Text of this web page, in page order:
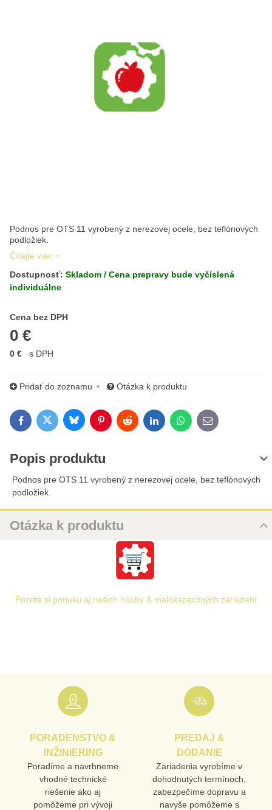
Podnos pre OTS 11 vyrobený z nerezovej ocele, bez teflónových
podložiek.
Čítajte viac
Dostupnosť: Skladom / Cena prepravy bude vyčíslená
individuálne
Cena bez DPH
0 €
Cena s DPH
0 € s DPH
Pridať do zoznamu Otázka k produktu
FacebookTwitterBlueskyPinterestRedditLinkedInWhatsApp
E-mail
Popis produktu
Podnos pre OTS 11 vyrobený z nerezovej ocele, bez teflónových
podložiek.
Otázka k produktu
Nová otázka k produktu
TELEFÓN
VAŠA OTÁZKA K PRODUKTU
Pozrite si ponuku aj našich hobby & malokapacitných zariadení
PORADENSTVO &
INŽINIERING
Poradíme a navrhneme
vhodné technické
riešenie ako aj
pomôžeme pri vývoji
PREDAJ &
DODANIE
Zariadenia vyrobíme v
dohodnutých termínoch,
zabezpečíme dopravu a
navyše pomôžeme s